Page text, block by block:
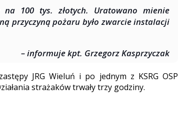
na 100 tys. złotych. Uratowano mienie
przyczyną pożaru było zwarcie instalacji
– informuje kpt. Grzegorz Kasprzyczak
JRG Wieluń i po jednym z KSRG OSP
strażaków trwały trzy godziny.